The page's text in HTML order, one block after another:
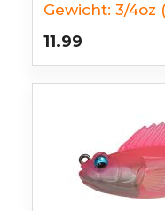
Gewicht: 3/4oz
11.99